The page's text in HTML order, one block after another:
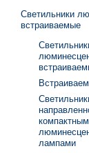
Светильники
встраиваемые
лампами